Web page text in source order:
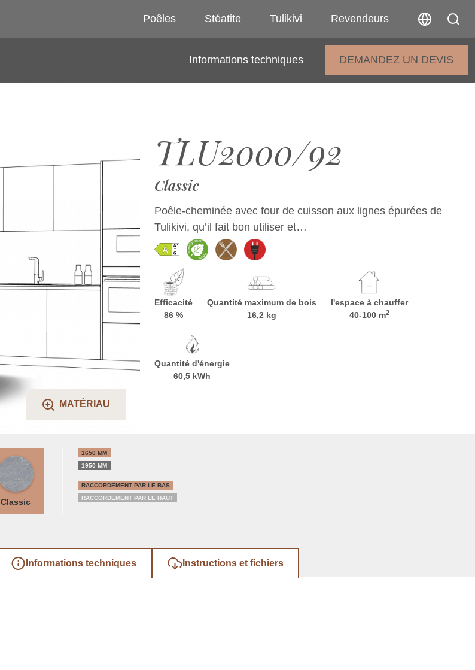
Poêles Stéatite Tulikivi Revendeurs
Informations techniques DEMANDEZ UN DEVIS
MATÉRIAU
TLU2000/92
Classic
Poêle-cheminée avec four de cuisson aux lignes épurées de
Tulikivi, qu’il fait bon utiliser et…
Efficacité
86 %
Quantité maximum de bois
16,2 kg
l'espace à chauffer
40-100 m2
Quantité d'énergie
60,5 kWh
Classic
1650 MM
1950 MM
RACCORDEMENT PAR LE BAS
RACCORDEMENT PAR LE HAUT
Informations techniques Instructions et fichiers